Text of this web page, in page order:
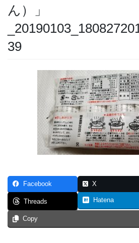
ん）」
39
Facebook X
Threads Hatena
Copy